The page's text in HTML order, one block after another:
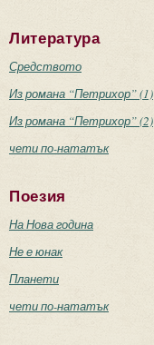
Литература
Средството
Из романа “Петрихор” (1)
Из романа “Петрихор” (2)
чети по-нататък
Поезия
На Нова година
Не е юнак
Планети
чети по-нататък